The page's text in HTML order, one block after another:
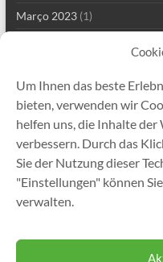
Um Ihnen das beste
bieten, verwenden wir
helfen uns, die Inhalte der
verbessern. Durch das
Sie der Nutzung dieser
"Einstellungen" können
verwalten.
Março 2023(1)
Janeiro 2022(2)
Dezembro 2021
(3)
Setembro 2021(2)
Agosto 2021(5)
Julho 2021